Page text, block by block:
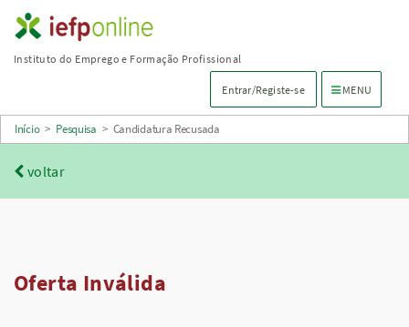
Saltar
para
principal
Instituto do Emprego e Formação Profissional
Entrar/Registe-se Menu de
MENU
Início > Pesquisa > Candidatura Recusada
voltar
Oferta Inválida